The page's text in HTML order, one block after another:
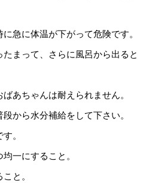
急に体温が下がって危険です。
まって、さらに風呂から出ると
あちゃんは耐えられません。
から水分補給をして下さい。
。
一にすること。
と。